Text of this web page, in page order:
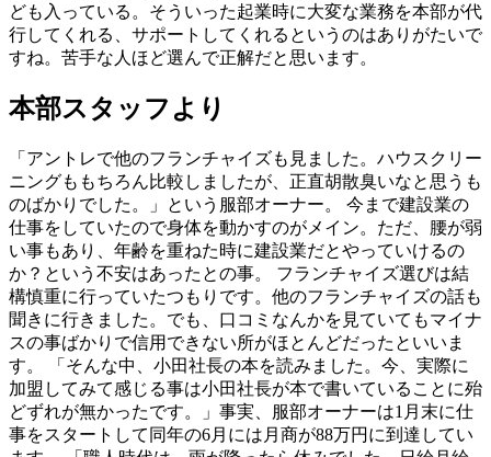
ども入っている。そういった起業時に大変な業務を本部が代
行してくれる、サポートしてくれるというのはありがたいで
すね。苦手な人ほど選んで正解だと思います。
本部スタッフより
「アントレで他のフランチャイズも見ました。ハウスクリー
ニングももちろん比較しましたが、正直胡散臭いなと思うも
のばかりでした。」という服部オーナー。 今まで建設業の
仕事をしていたので身体を動かすのがメイン。ただ、腰が弱
い事もあり、年齢を重ねた時に建設業だとやっていけるの
か？という不安はあったとの事。 フランチャイズ選びは結
構慎重に行っていたつもりです。他のフランチャイズの話も
聞きに行きました。でも、口コミなんかを見ていてもマイナ
スの事ばかりで信用できない所がほとんどだったといいま
す。 「そんな中、小田社長の本を読みました。今、実際に
加盟してみて感じる事は小田社長が本で書いていることに殆
どずれが無かったです。」事実、服部オーナーは1月末に仕
事をスタートして同年の6月には月商が88万円に到達してい